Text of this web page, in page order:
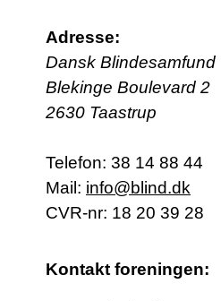
Adresse:
Dansk Blindesamfund
Blekinge Boulevard 2
2630 Taastrup
Telefon: 38 14 88 44
Mail: info@blind.dk
CVR-nr: 18 20 39 28
Kontakt foreningen: